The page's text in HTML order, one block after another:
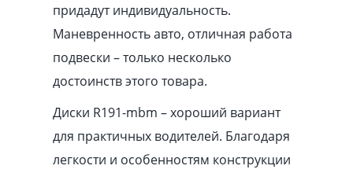
придадут индивидуальность.
Маневренность авто, отличная работа
подвески – только несколько
достоинств этого товара.
Диски R191-mbm – хороший вариант
для практичных водителей. Благодаря
легкости и особенностям конструкции